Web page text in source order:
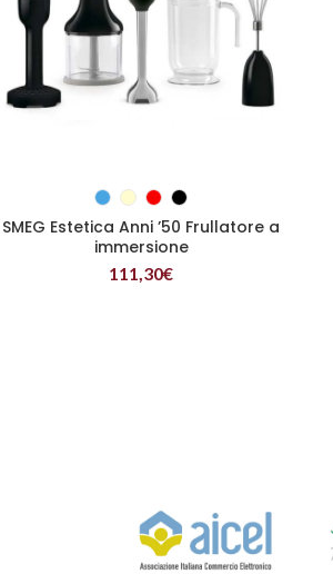
SCEGLI
SMEG Estetica Anni ’50 Frullatore a
immersione
111,30€